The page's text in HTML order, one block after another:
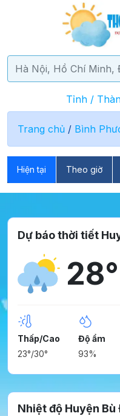
Tỉnh /
Trang chủ / Bình
Hiện tại Theo giờ
Dự báo thời tiết
28°
Thấp/Cao
23°/30°
Độ ẩm
93%
Nhiệt độ Huyện Bù